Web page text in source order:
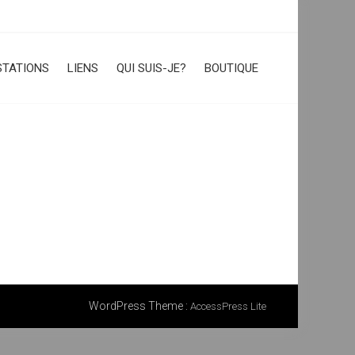
LIENS QUI SUIS-JE? BOUTIQUE
WordPress Theme : AccessPress Lite